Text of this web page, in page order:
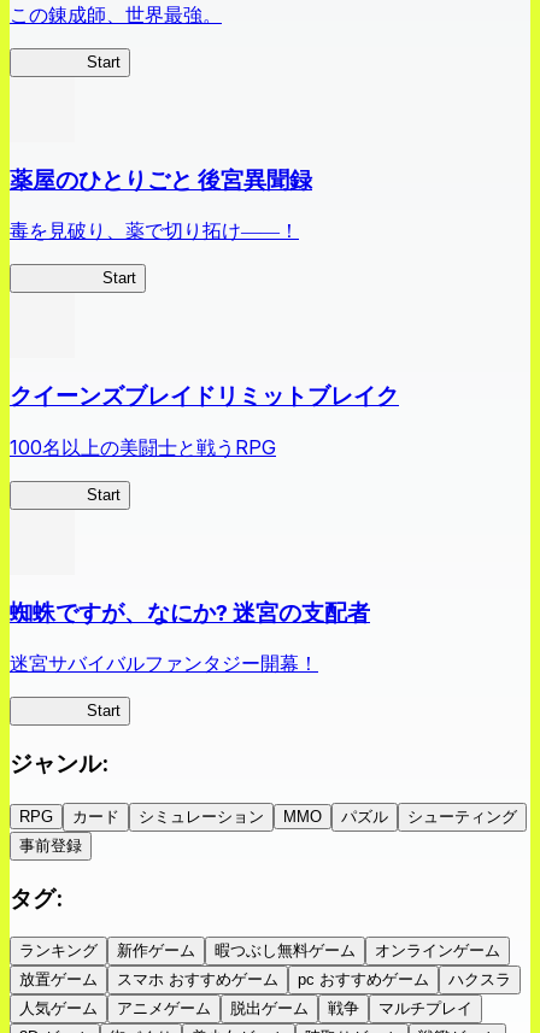
この錬成師、世界最強。
Start
薬屋のひとりごと 後宮異聞録
毒を見破り、薬で切り拓け――！
Start
クイーンズブレイドリミットブレイク
100名以上の美闘士と戦うRPG
Start
蜘蛛ですが、なにか? 迷宮の支配者
迷宮サバイバルファンタジー開幕！
Start
ジャンル:
RPG カード シミュレーション MMO パズル
シューティング
事前登録
タグ:
ランキング 新作ゲーム 暇つぶし無料ゲーム
オンラインゲーム
放置ゲーム
スマホ おすすめゲーム pc おすすめゲーム
ハクスラ
人気ゲーム
アニメゲーム 脱出ゲーム 戦争
マルチプレイ